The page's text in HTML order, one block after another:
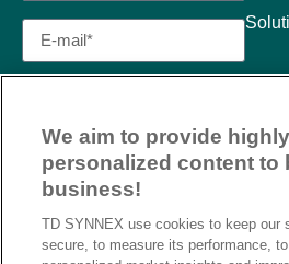
We aim to provide
personalized content to
business!
TD SYNNEX use cookies to keep our
secure, to measure its performance,